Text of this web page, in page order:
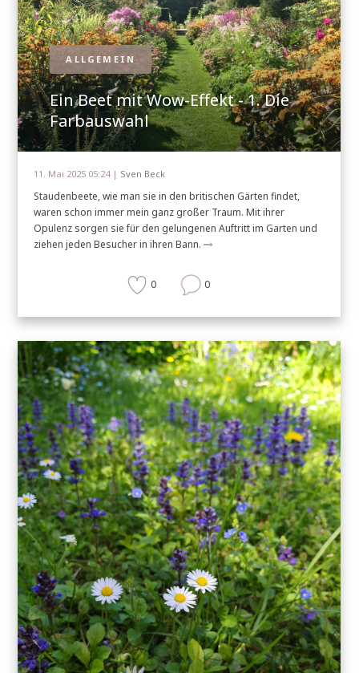
ALLGEMEIN
Ein Beet mit Wow-Effekt - 1. Die
Farbauswahl
11. Mai 2025 05:24 | Sven Beck
Staudenbeete, wie man sie in den britischen Gärten findet,
waren schon immer mein ganz großer Traum. Mit ihrer
Opulenz sorgen sie für den gelungenen Auftritt im Garten und
ziehen jeden Besucher in ihren Bann.
0 0